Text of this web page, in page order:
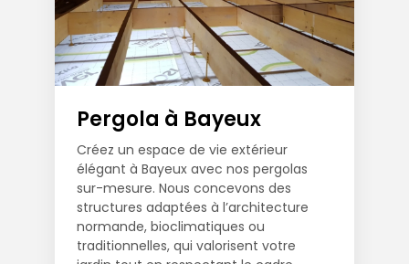
Pergola à Bayeux
Créez un espace de vie extérieur
élégant à Bayeux avec nos pergolas
sur-mesure. Nous concevons des
structures adaptées à l’architecture
normande, bioclimatiques ou
traditionnelles, qui valorisent votre